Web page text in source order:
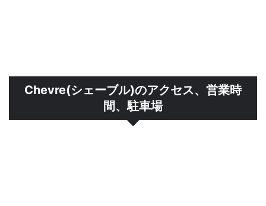
Chevre(シェーブル)のアクセス、営業時
間、駐車場